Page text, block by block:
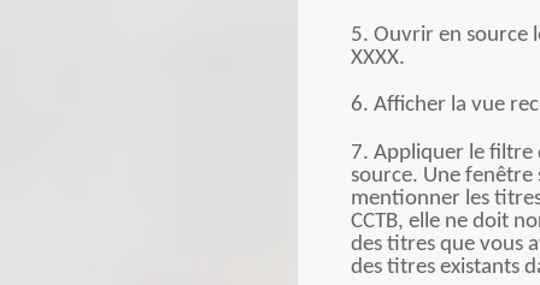
5. Ouvrir en source
XXXX.
6. Afficher la vue
7. Appliquer le filtre
source. Une
mentionner les
CCTB, elle ne doit
des titres que vous
des titres existants